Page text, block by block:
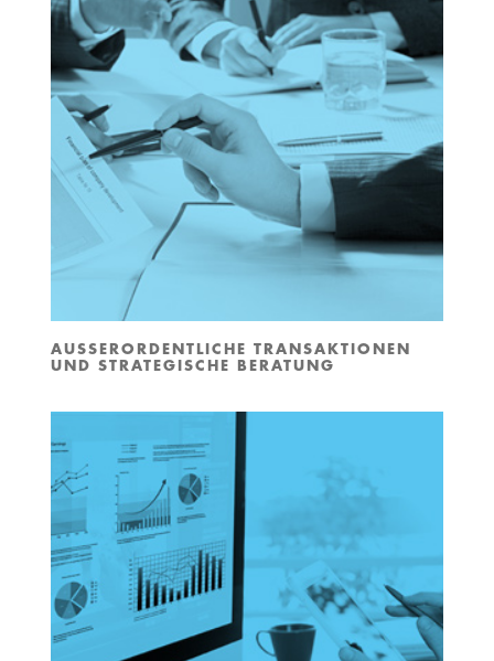
AUSSERORDENTLICHE TRANSAKTIONEN
UND STRATEGISCHE BERATUNG